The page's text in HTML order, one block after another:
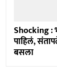
Shocking :
पाहिलं,
बसला